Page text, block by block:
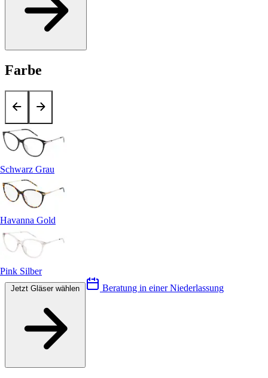
Farbe
Schwarz Grau
Havanna Gold
Pink Silber
Beratung in einer Niederlassung